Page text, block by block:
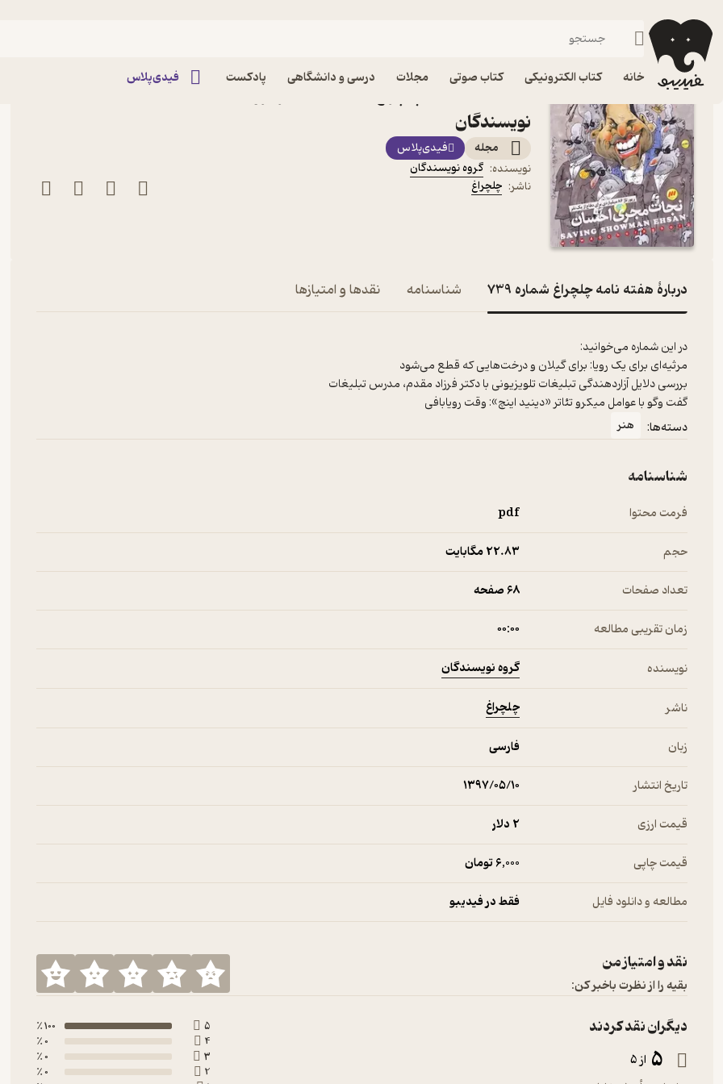
خانه کتاب الکترونیکی کتاب صوتی مجلات درسی و دانشگاهی پادکست فیدی‌پلاس
فیدیبو مجله و نشریه
نویسندگان
مجله
فیدی‌پلاس
نویسنده: گروه نویسندگان
ناشر: چلچراغ
دربارۀ هفته نامه چلچراغ شماره 739 شناسنامه نقدها و امتیازها
گفت وگو با عوامل میکرو تئاتر «دینید اینچ»: وقت رویابافی
دسته‌ها: هنر
شناسنامه
فرمت محتوا pdf
حجم 22.۸۳ مگابایت
تعداد صفحات 68 صفحه
زمان تقریبی مطالعه ۰۰:۰۰
نویسنده گروه نویسندگان
ناشر چلچراغ
زبان فارسی
تاریخ انتشار ۱۳۹۷/۰۵/۱۰
قیمت ارزی 2 دلار
قیمت چاپی 6,000 تومان
مطالعه و دانلود فایل فقط در فیدیبو
نقد و امتیاز من
بقیه را از نظرت باخبر کن:
دیگران نقد کردند
5 از 5
5
100 ٪
4
0 ٪
3
0 ٪
2
0 ٪